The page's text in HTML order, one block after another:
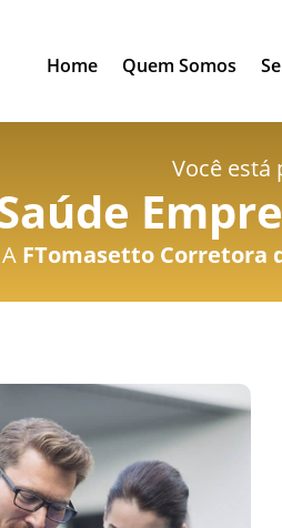
Home Quem Somos
Você está
A FTomasetto Corretora